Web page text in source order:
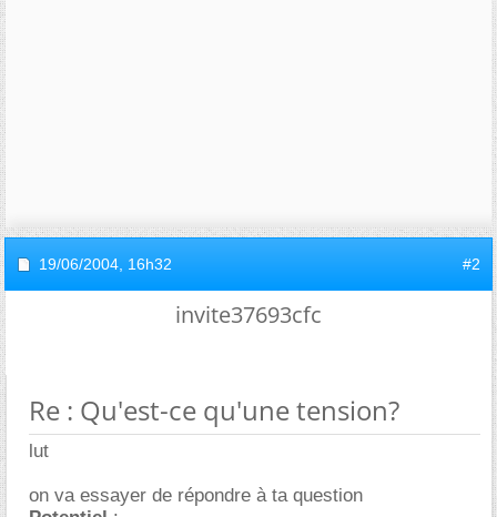
19/06/2004, 16h32 #2
invite37693cfc
Re : Qu'est-ce qu'une tension?
lut
on va essayer de répondre à ta question